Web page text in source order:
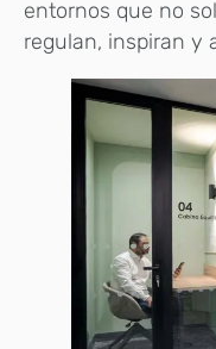
entornos que no
regulan, inspiran y